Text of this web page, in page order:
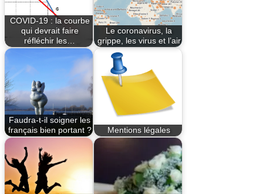
COVID-19 : la courbe
qui devrait faire
réfléchir les…
Le coronavirus, la
grippe, les virus et l’air
Faudra-t-il soigner les
français bien portant ?
Mentions légales